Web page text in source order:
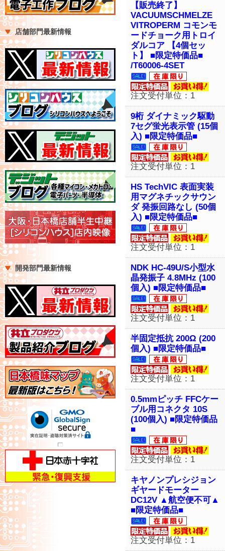
【販売終了】
VACUUMSCHMELZE
VITROPERM コモンモ
ードチョーク用トロイ
ダルコア 【4個セッ
ト】 ■限定特価品■
/T60006-4SET
注文受付単位：1
9桁 ダイナミック駆動
7セグ蛍光表示管 (15個
入) ■限定特価品■
注文受付単位：1
HS TechVIC 表面実装
用マグネチックサウン
ダ 発振回路なし (50個
入) ■限定特価品■
注文受付単位：1
NDK HC-49U/S小型水
晶発振子 4.8MHz (100
個入) ■限定特価品■
注文受付単位：1
半固定抵抗 200Ω (200
個入) ■限定特価品■
注文受付単位：1
0.5mmピッチ FFCケー
ブル用コネクタ 10S
(100個入) ■限定特価品
■
注文受付単位：1
キヤノンプレシジョン
ギヤードモーター
DC12V ▲航空便不可▲
■限定特価品■
注文受付単位：1
店舗部門最新情報
開発部門最新情報